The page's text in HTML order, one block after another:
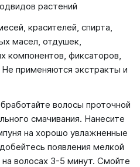
растений
красителей, спирта,
масел, отдушек,
компонентов, фиксаторов,
применяются экстракты и
волосы проточной
смачивания. Нанесите
на хорошо увлажненные
появления мелкой
волосах 3-5 минут. Смойте